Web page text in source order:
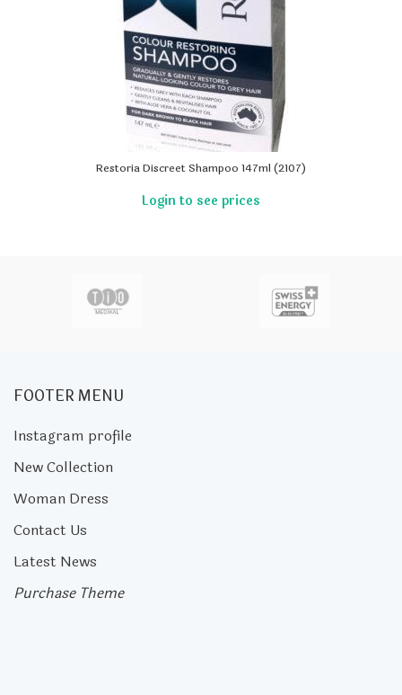
Restoria Discreet Shampoo 147ml (2107)
FOOTER MENU
Instagram profile
New Collection
Woman Dress
Contact Us
Latest News
Purchase Theme